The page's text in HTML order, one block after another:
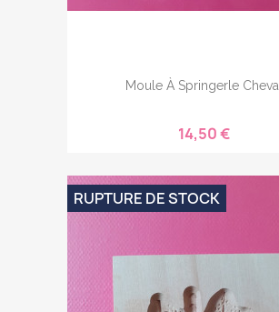
Moule À Springerle Cheval
14,50 €
RUPTURE DE STOCK